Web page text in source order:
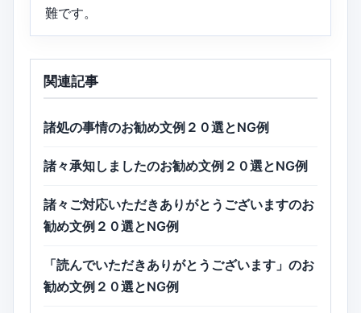
難です。
関連記事
諸処の事情のお勧め文例２０選とNG例
諸々承知しましたのお勧め文例２０選とNG例
諸々ご対応いただきありがとうございますのお
勧め文例２０選とNG例
「読んでいただきありがとうございます」のお
勧め文例２０選とNG例